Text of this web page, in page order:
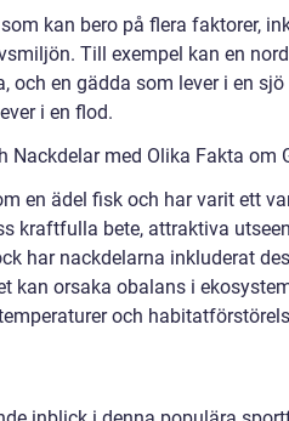
kan bero på flera faktorer,
Till exempel kan en
och en gädda som lever i en sjö
i en flod.
Nackdelar med Olika Fakta om
en ädel fisk och har varit ett
kraftfulla bete, attraktiva
har nackdelarna inkluderat
kan orsaka obalans i
och